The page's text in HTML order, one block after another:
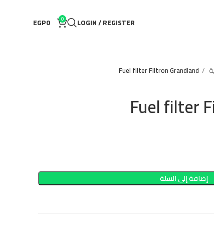
LOGIN / REGISTER
0
EGP
Fuel filter Filtron Grandland
Fuel filter
إضافة إلى السلة